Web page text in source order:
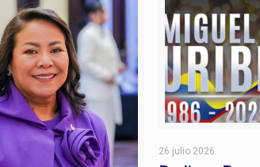
26 julio 2026